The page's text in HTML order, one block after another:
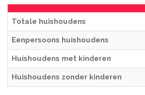
Totale huishoudens
Eenpersoons huishoudens
Huishoudens met kinderen
Huishoudens zonder kinderen